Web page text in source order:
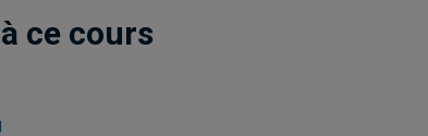
ce cours